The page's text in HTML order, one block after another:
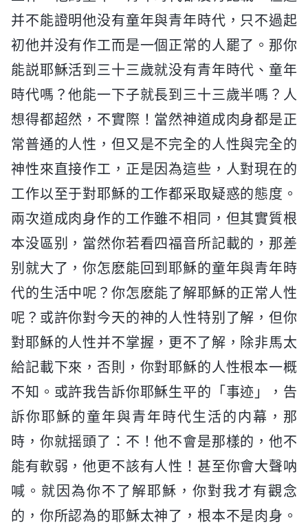
并不能證明他没有童年與青年時代，只不過起
初他并没有作工而是一個正常的人罷了。那你
能説耶穌活到三十三歲就没有青年時代、童年
時代嗎？他能一下子就長到三十三歲半嗎？人
想得都超然，不實際！當然神道成肉身都是正
常普通的人性，但又是不完全的人性與完全的
神性來直接作工，正是因為這些，人對現在的
工作以至于對耶穌的工作都采取疑惑的態度。
兩次道成肉身作的工作雖不相同，但其實質根
本没區别，當然你若看四福音所記載的，那差
别就大了，你怎麽能回到耶穌的童年與青年時
代的生活中呢？你怎麽能了解耶穌的正常人性
呢？或許你對今天的神的人性特别了解，但你
對耶穌的人性并不掌握，更不了解，除非馬太
給記載下來，否則，你對耶穌的人性根本一概
不知。或許我告訴你耶穌生平的「事迹」，告
訴你耶穌的童年與青年時代生活的内幕，那
時，你就摇頭了：不！他不會是那樣的，他不
能有軟弱，他更不該有人性！甚至你會大聲呐
喊。就因為你不了解耶穌，你對我才有觀念
的，你所認為的耶穌太神了，根本不是肉身。